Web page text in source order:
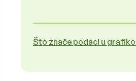
Što znače podaci u